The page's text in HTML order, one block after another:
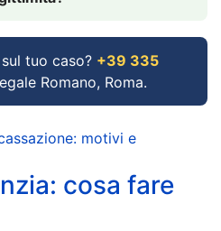
tuo caso? +39 335
Romano, Roma.
motivi e
cosa fare